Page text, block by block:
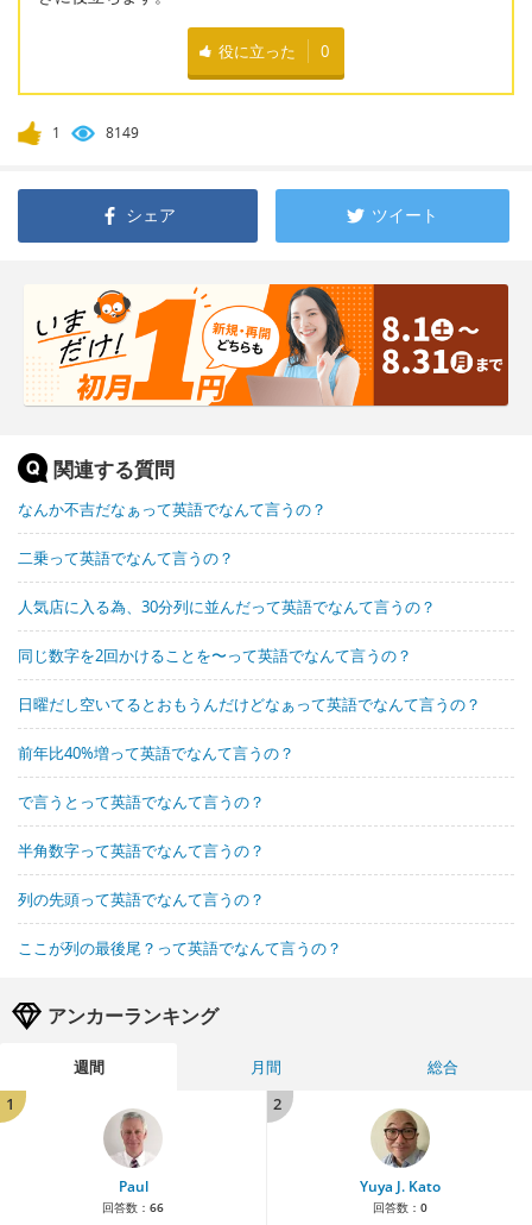
役に立った 0
1 8149
シェア ツイート
関連する質問
なんか不吉だなぁって英語でなんて言うの？
二乗って英語でなんて言うの？
人気店に入る為、30分列に並んだって英語でなんて言うの？
同じ数字を2回かけることを〜って英語でなんて言うの？
日曜だし空いてるとおもうんだけどなぁって英語でなんて言うの？
前年比40%増って英語でなんて言うの？
で言うとって英語でなんて言うの？
半角数字って英語でなんて言うの？
列の先頭って英語でなんて言うの？
ここが列の最後尾？って英語でなんて言うの？
アンカーランキング
週間 月間
総合
1
Paul
回答数： 66
2
Yuya J. Kato
回答数： 0